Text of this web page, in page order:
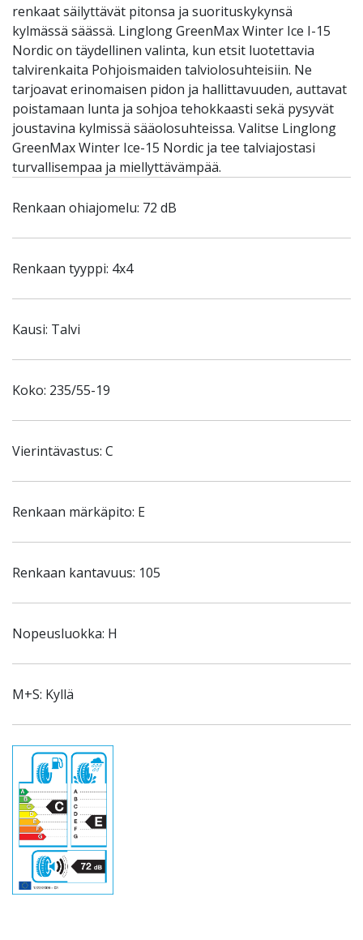
renkaat säilyttävät pitonsa ja suorituskykynsä
kylmässä säässä. Linglong GreenMax Winter Ice I-15
Nordic on täydellinen valinta, kun etsit luotettavia
talvirenkaita Pohjoismaiden talviolosuhteisiin. Ne
tarjoavat erinomaisen pidon ja hallittavuuden, auttavat
poistamaan lunta ja sohjoa tehokkaasti sekä pysyvät
joustavina kylmissä sääolosuhteissa. Valitse Linglong
GreenMax Winter Ice-15 Nordic ja tee talviajostasi
turvallisempaa ja miellyttävämpää.
Renkaan ohiajomelu: 72 dB
Renkaan tyyppi: 4x4
Kausi: Talvi
Koko: 235/55-19
Vierintävastus: C
Renkaan märkäpito: E
Renkaan kantavuus: 105
Nopeusluokka: H
M+S: Kyllä